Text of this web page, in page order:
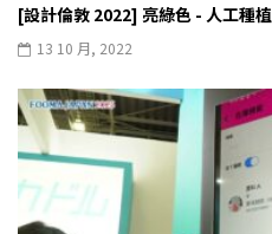
[設計倫敦 2022] 亮綠色 - 人工種植
13 10 月, 2022